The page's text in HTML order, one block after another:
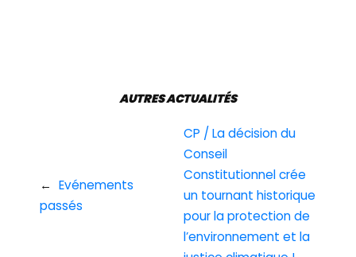
← Evénements
passés
AUTRES ACTUALITÉS
CP / La décision du
Conseil
Constitutionnel crée
un tournant historique
pour la protection de
l’environnement et la